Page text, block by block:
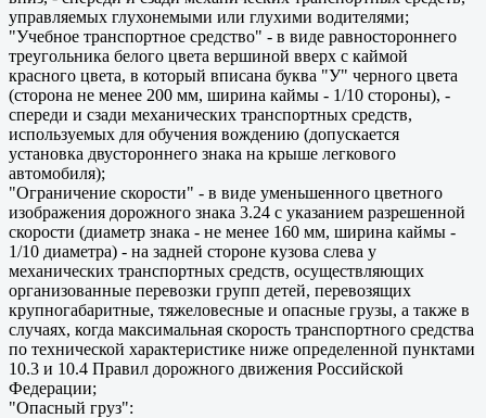
управляемых глухонемыми или глухими водителями;
"Учебное транспортное средство" - в виде равностороннего
треугольника белого цвета вершиной вверх с каймой
красного цвета, в который вписана буква "У" черного цвета
(сторона не менее 200 мм, ширина каймы - 1/10 стороны), -
спереди и сзади механических транспортных средств,
используемых для обучения вождению (допускается
установка двустороннего знака на крыше легкового
автомобиля);
"Ограничение скорости" - в виде уменьшенного цветного
изображения дорожного знака 3.24 с указанием разрешенной
скорости (диаметр знака - не менее 160 мм, ширина каймы -
1/10 диаметра) - на задней стороне кузова слева у
механических транспортных средств, осуществляющих
организованные перевозки групп детей, перевозящих
крупногабаритные, тяжеловесные и опасные грузы, а также в
случаях, когда максимальная скорость транспортного средства
по технической характеристике ниже определенной пунктами
10.3 и 10.4 Правил дорожного движения Российской
Федерации;
"Опасный груз":